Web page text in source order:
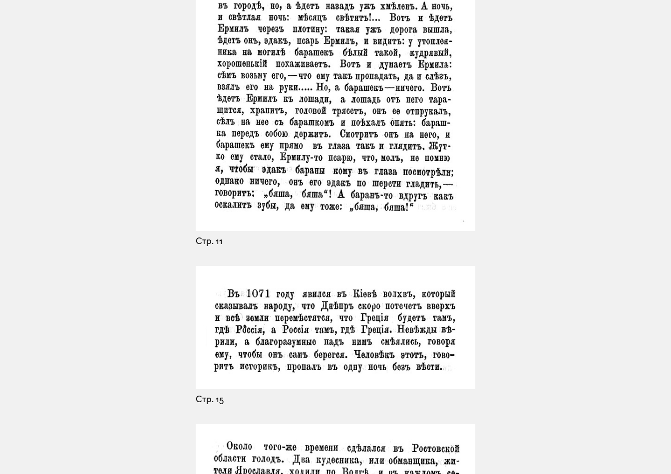
Стр. 11
Стр. 15